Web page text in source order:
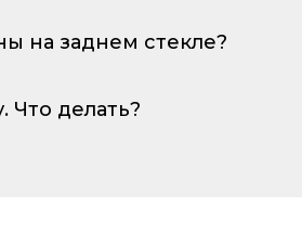
на заднем стекле?
Что делать?